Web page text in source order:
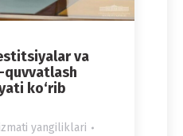
va
quvvatlash
ko‘rib
yangiliklari